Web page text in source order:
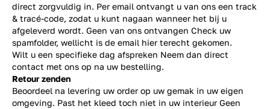
direct zorgvuldig in. Per email ontvangt u van ons een track
& tracé-code, zodat u kunt nagaan wanneer het bij u
afgeleverd wordt. Geen van ons ontvangen Check uw
spamfolder, wellicht is de email hier terecht gekomen.
Wilt u een specifieke dag afspreken Neem dan direct
contact met ons op na uw bestelling.
Retour zenden
Beoordeel na levering uw order op uw gemak in uw eigen
omgeving. Past het kleed toch niet in uw interieur Geen